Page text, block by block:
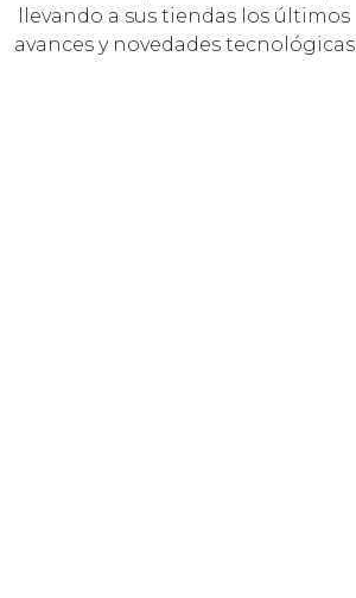
llevando a sus tiendas los últimos
avances y novedades tecnológicas